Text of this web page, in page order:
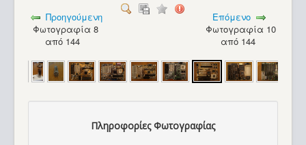
Προηγούμενη
Φωτογραφία 8
από 144
Επόμενο
Φωτογραφία 10
από 144
Πληροφορίες Φωτογραφίας